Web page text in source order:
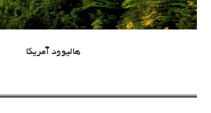
هالیوود آمریکا